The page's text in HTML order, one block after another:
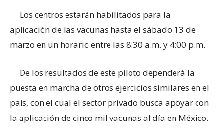
Los centros estarán habilitados para la
aplicación de las vacunas hasta el sábado 13 de
marzo en un horario entre las 8:30 a.m. y 4:00 p.m.
De los resultados de este piloto dependerá la
puesta en marcha de otros ejercicios similares en el
país, con el cual el sector privado busca apoyar con
la aplicación de cinco mil vacunas al día en México.